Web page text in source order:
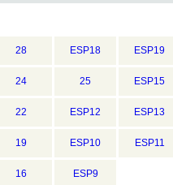
28 ESP18 ESP19
24 25 ESP15
22 ESP12 ESP13
19 ESP10 ESP11
16 ESP9